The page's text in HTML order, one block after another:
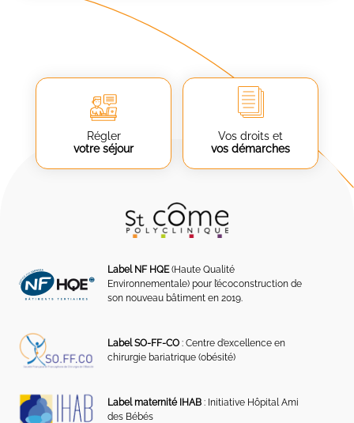
Régler
votre séjour
Vos droits et
vos démarches
Label NF HQE(Haute Qualité
Environnementale) pour l’écoconstruction de
son nouveau bâtiment en 2019.
Label SO-FF-CO : Centre d’excellence en
chirurgie bariatrique (obésité)
Label maternité IHAB : Initiative Hôpital Ami
des Bébés